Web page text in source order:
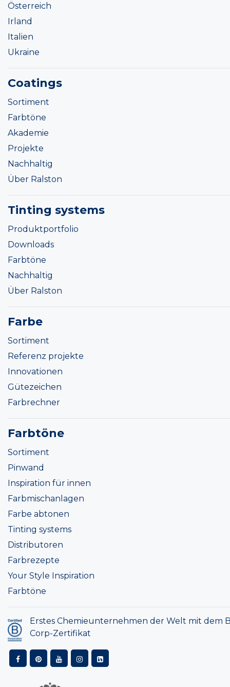
Österreich
Irland
Italien
Ukraine
Coatings
Sortiment
Farbtöne
Akademie
Projekte
Nachhaltig
Über Ralston
Tinting systems
Produktportfolio
Downloads
Farbtöne
Nachhaltig
Über Ralston
Farbe
Sortiment
Referenz projekte
Innovationen
Gütezeichen
Farbrechner
Farbtöne
Sortiment
Pinwand
Inspiration für innen
Farbmischanlagen
Farbe abtonen
Tinting systems
Distributoren
Farbrezepte
Your Style Inspiration
Farbtöne
Erstes Chemieunternehmen der Welt mit dem
Corp-Zertifikat